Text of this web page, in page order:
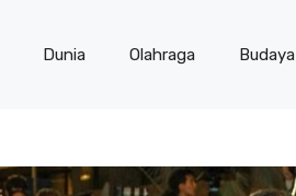
Dunia Olahraga Budaya